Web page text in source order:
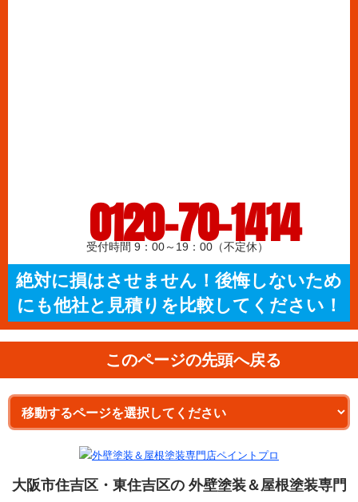
0120-70-1414
受付時間 9：00～19：00（不定休）
絶対に損はさせません！後悔しないため
にも他社と見積りを比較してください！
このページの先頭へ戻る
大阪市住吉区・東住吉区の 外壁塗装＆屋根塗装専門